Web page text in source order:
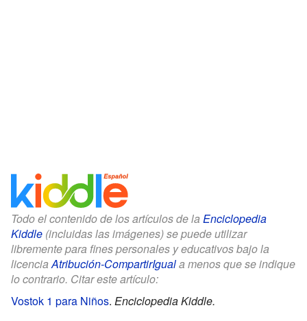
Todo el contenido de los artículos de la Enciclopedia
Kiddle (incluidas las imágenes) se puede utilizar
libremente para fines personales y educativos bajo la
licenciaAtribución-CompartirIguala menos que se indique
lo contrario. Citar este artículo:
Vostok 1 para Niños. Enciclopedia Kiddle.